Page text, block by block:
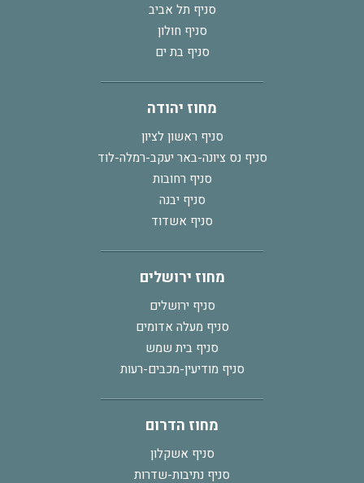
סניף תל אביב
סניף חולון
סניף בת ים
מחוז יהודה
סניף ראשון לציון
סניף נס ציונה-באר יעקב-רמלה-לוד
סניף רחובות
סניף יבנה
סניף אשדוד
מחוז ירושלים
סניף ירושלים
סניף מעלה אדומים
סניף בית שמש
סניף מודיעין-מכבים-רעות
מחוז הדרום
סניף אשקלון
סניף נתיבות-שדרות